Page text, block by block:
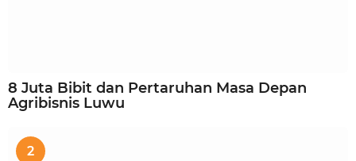
8 Juta Bibit dan Pertaruhan Masa Depan
Agribisnis Luwu
2